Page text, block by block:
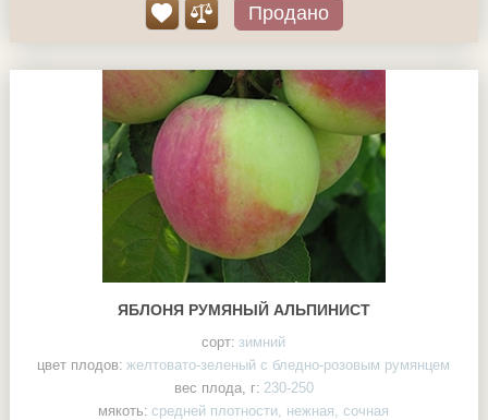
Продано
ЯБЛОНЯ РУМЯНЫЙ АЛЬПИНИСТ
сорт: зимний
цвет плодов: желтовато-зеленый с бледно-розовым румянцем
вес плода, г: 230-250
мякоть: средней плотности, нежная, сочная